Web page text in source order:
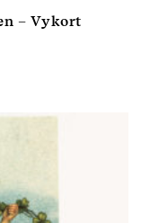
– Vykort